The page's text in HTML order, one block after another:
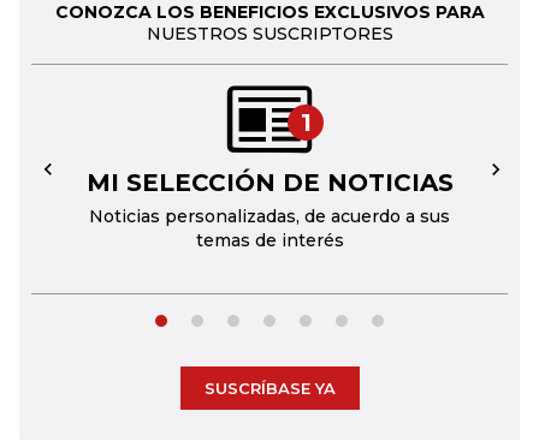
CONOZCA LOS BENEFICIOS EXCLUSIVOS PARA
NUESTROS SUSCRIPTORES
1
MI SELECCIÓN DE NOTICIAS
Noticias personalizadas, de acuerdo a sus
temas de interés
← →
SUSCRÍBASE YA